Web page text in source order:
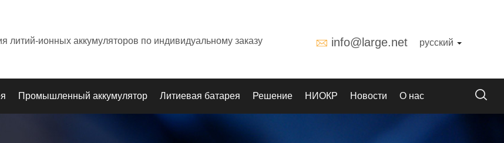
литий-ионных аккумуляторов по индивидуальному заказу info@large.net русский
Промышленный аккумулятор Литиевая батарея Решение НИОКР Новости О нас